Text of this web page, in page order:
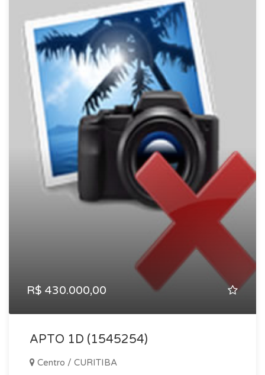
R$ 430.000,00
APTO 1D (1545254)
Centro / CURITIBA